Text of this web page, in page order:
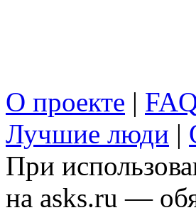
О проекте |
Лучшие люди |
При
на asks.ru —